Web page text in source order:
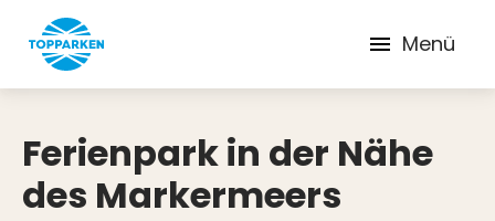
Menü
Ferienpark in der Nähe
des Markermeers